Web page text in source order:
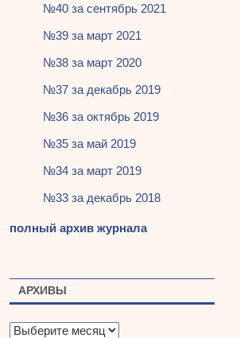
№40 за сентябрь 2021
№39 за март 2021
№38 за март 2020
№37 за декабрь 2019
№36 за октябрь 2019
№35 за май 2019
№34 за март 2019
№33 за декабрь 2018
полный архив журнала
АРХИВЫ
А